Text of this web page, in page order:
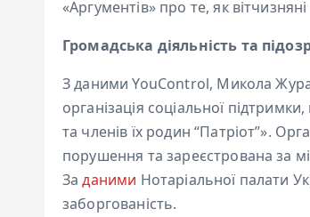
«Аргументів» про те, як
Громадська діяльність та
З даними YouControl, Микола
організація соціальної
та членів їх родин “Патріот”».
порушення та зареєстрована за
Заданими Нотаріальної палати
заборгованість.